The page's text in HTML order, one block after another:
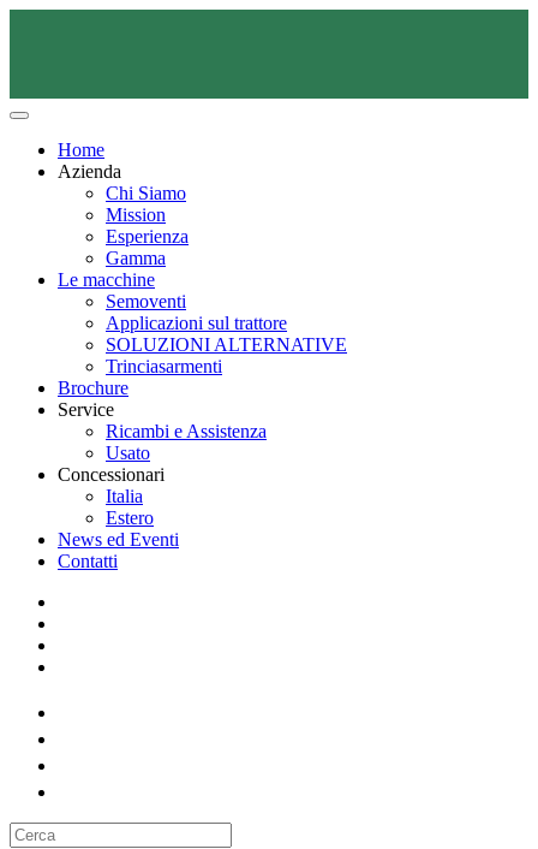
Home
Azienda
Chi Siamo
Mission
Esperienza
Gamma
Le macchine
Semoventi
Applicazioni sul trattore
SOLUZIONI ALTERNATIVE
Trinciasarmenti
Brochure
Service
Ricambi e Assistenza
Usato
Concessionari
Italia
Estero
News ed Eventi
Contatti